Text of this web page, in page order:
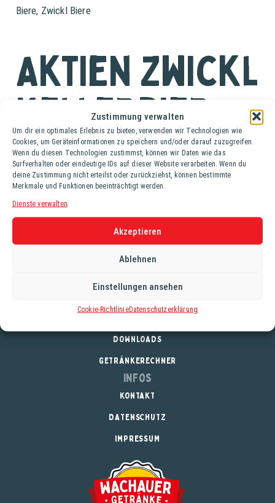
Zustimmung verwalten
Um dir ein optimales Erlebnis zu bieten, verwenden wir Technologien wie
Cookies, um Geräteinformationen zu speichern und/oder darauf zuzugreifen.
Wenn du diesen Technologien zustimmst, können wir Daten wie das
Surfverhalten oder eindeutige IDs auf dieser Website verarbeiten. Wenn du
deine Zustimmung nicht erteilst oder zurückziehst, können bestimmte
Merkmale und Funktionen beeinträchtigt werden.
Dienste verwalten
Akzeptieren
Ablehnen
Einstellungen ansehen
Cookie-RichtlinieDatenschutzerklärung
Biere, Zwickl Biere
Aktien Zwickl
Kellerbier
Ki. (20 Fl. à 0,5 lt.)
AKTIEN Zwick’l Kellerbier ist der Klassiker der Brauerei
Bayreuther: Eine naturbelassene, hefetrübe und
unfiltrierte Bierspezialität.
Stammwürze: 12,3°
DOWNLOADS
GETRÄNKERECHNER
Infos
KONTAKT
DATENSCHUTZ
IMPRESSUM